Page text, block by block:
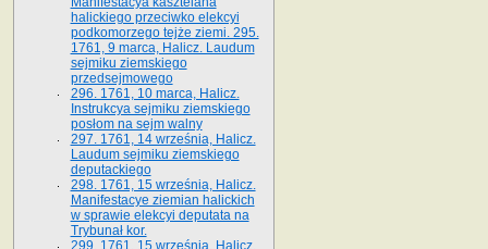
halickiego przeciwko elekcyi
podkomorzego tejże ziemi. 295.
1761, 9 marca, Halicz. Laudum
sejmiku ziemskiego
przedsejmowego
296. 1761, 10 marca, Halicz.
Instrukcya sejmiku ziemskiego
posłom na sejm walny
297. 1761, 14 września, Halicz.
Laudum sejmiku ziemskiego
deputackiego
298. 1761, 15 września, Halicz.
Manifestacye ziemian halickich
w sprawie elekcyi deputata na
Trybunał kor.
299. 1761, 15 września, Halicz.